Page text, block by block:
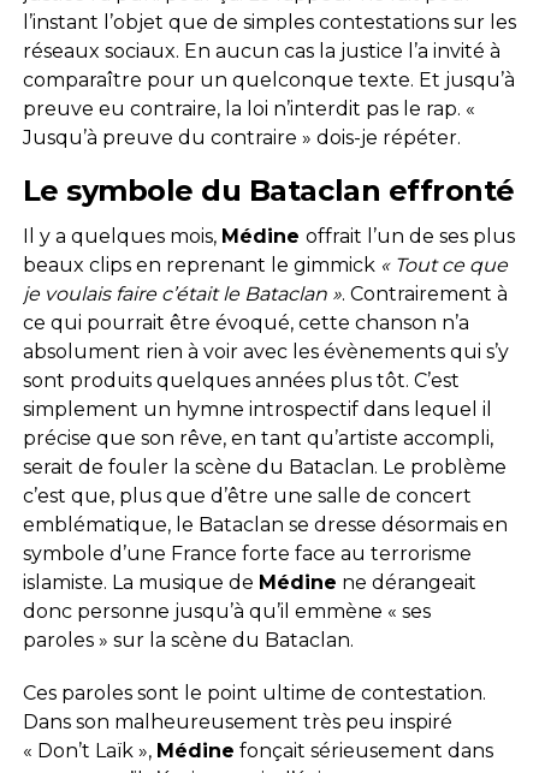
l’instant l’objet que de simples contestations sur les
réseaux sociaux. En aucun cas la justice l’a invité à
comparaître pour un quelconque texte. Et jusqu’à
preuve eu contraire, la loi n’interdit pas le rap. «
Jusqu’à preuve du contraire » dois-je répéter.
Le symbole du Bataclan effronté
Il y a quelques mois, Médine offrait l’un de ses plus
beaux clips en reprenant le gimmick « Tout ce que
je voulais faire c’était le Bataclan ». Contrairement à
ce qui pourrait être évoqué, cette chanson n’a
absolument rien à voir avec les évènements qui s’y
sont produits quelques années plus tôt. C’est
simplement un hymne introspectif dans lequel il
précise que son rêve, en tant qu’artiste accompli,
serait de fouler la scène du Bataclan. Le problème
c’est que, plus que d’être une salle de concert
emblématique, le Bataclan se dresse désormais en
symbole d’une France forte face au terrorisme
islamiste. La musique de Médine ne dérangeait
donc personne jusqu’à qu’il emmène « ses
paroles » sur la scène du Bataclan.
Ces paroles sont le point ultime de contestation.
Dans son malheureusement très peu inspiré
« Don’t Laïk », Médine fonçait sérieusement dans